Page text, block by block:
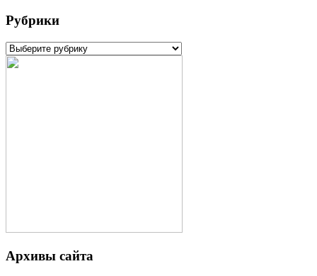
Рубрики
Рубрики
Архивы сайта